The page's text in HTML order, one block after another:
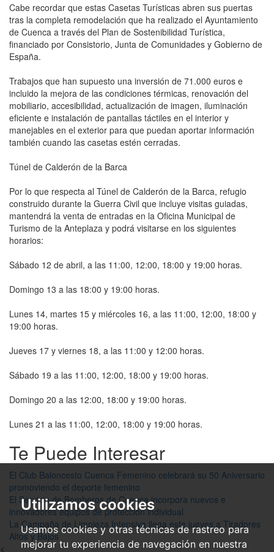
Utilizamos cookies
Usamos cookies y otras técnicas de rastreo para
mejorar tu experiencia de navegación en nuestra
Cabe recordar que estas Casetas Turísticas abren sus puertas
tras la completa remodelación que ha realizado el Ayuntamiento
de Cuenca a través del Plan de Sostenibilidad Turística,
financiado por Consistorio, Junta de Comunidades y Gobierno de
España.
Trabajos que han supuesto una inversión de 71.000 euros e
incluido la mejora de las condiciones térmicas, renovación del
mobiliario, accesibilidad, actualización de imagen, iluminación
eficiente e instalación de pantallas táctiles en el interior y
manejables en el exterior para que puedan aportar información
también cuando las casetas estén cerradas.
Túnel de Calderón de la Barca
Por lo que respecta al Túnel de Calderón de la Barca, refugio
construido durante la Guerra Civil que incluye visitas guiadas,
mantendrá la venta de entradas en la Oficina Municipal de
Turismo de la Anteplaza y podrá visitarse en los siguientes
horarios:
Sábado 12 de abril, a las 11:00, 12:00, 18:00 y 19:00 horas.
Domingo 13 a las 18:00 y 19:00 horas.
Lunes 14, martes 15 y miércoles 16, a las 11:00, 12:00, 18:00 y
19:00 horas.
Jueves 17 y viernes 18, a las 11:00 y 12:00 horas.
Sábado 19 a las 11:00, 12:00, 18:00 y 19:00 horas.
Domingo 20 a las 12:00, 18:00 y 19:00 horas.
Lunes 21 a las 11:00, 12:00, 18:00 y 19:00 horas.
Te Puede Interesar
El Club Baloncesto Cuenca Femenino celebrará su 50 Aniversario
promoviendo el deporte femenino
El Servicio de Bomberos de Cuenca incorpora nuevos e
innovadores equipos de protección individual
La Campaña de Limpieza Intensiva llega este jueves a Tiradores
Altos y Bajos
<